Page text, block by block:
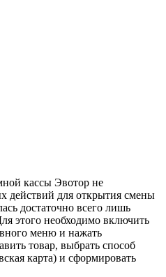
кассы Эвотор не
действий для открытия смены
достаточно всего лишь
этого необходимо включить
меню и нажать
товар, выбрать способ
карта) и сформировать